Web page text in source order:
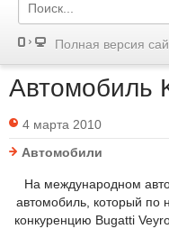
Полная версия
Автомобиль
4 марта 2010
Автомобили
На международном
автомобиль, который по
конкуренцию Bugatti